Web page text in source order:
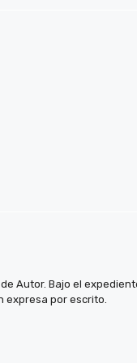
Autor. Bajo el
expresa por escrito.